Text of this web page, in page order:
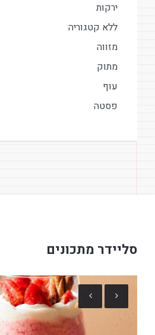
ירקות
ללא קטגוריה
מזווה
מתוק
עוף
פסטה
סליידר מתכונים